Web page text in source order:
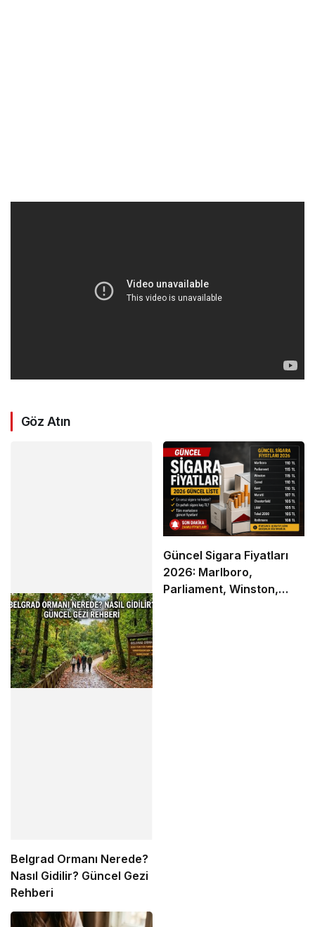
Göz Atın
Belgrad Ormanı Nerede?
Nasıl Gidilir? Güncel Gezi
Rehberi
Güncel Sigara Fiyatları
2026: Marlboro,
Parliament, Winston,